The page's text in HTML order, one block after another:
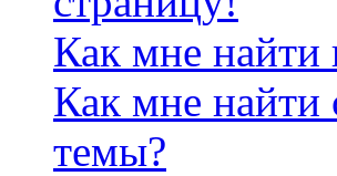
Как мне найти
Как мне найти
темы?